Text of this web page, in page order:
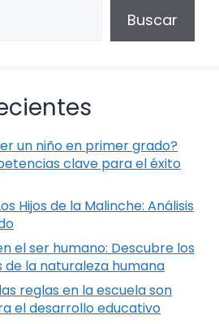
Buscar
un niño en primer grado?
clave para el éxito
Hijos de la Malinche: Análisis
el ser humano: Descubre los
de la naturaleza humana
reglas en la escuela son
el desarrollo educativo